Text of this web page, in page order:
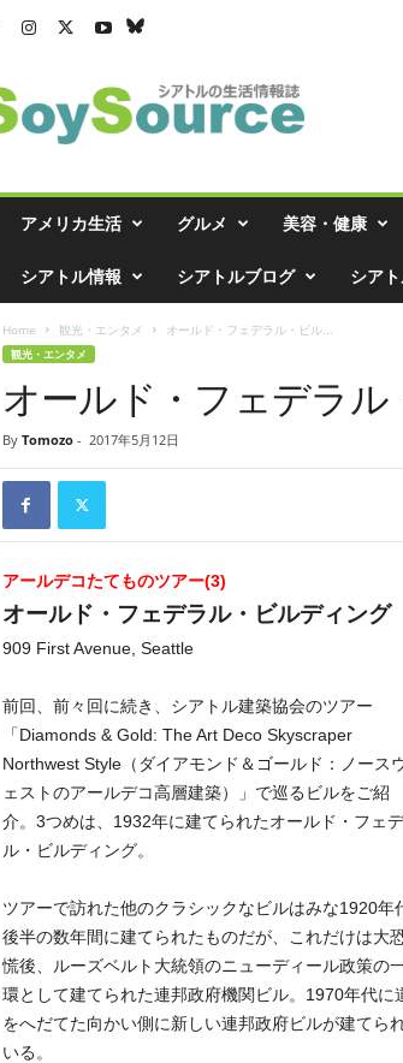
アメリカ生活 グルメ 美容・健康
シアトル情報 シアトルブログ シア
Home 観光・エンタメ オールド・フェデラル・ビル...
観光・エンタメ
オールド・フェデラ
By Tomozo- 2017年5月12日
アールデコたてものツアー(3)
オールド・フェデラル・ビルディング
909 First Avenue, Seattle
前回、前々回に続き、シアトル建築協会のツアー
「Diamonds & Gold: The Art Deco Skyscraper
Northwest Style（ダイアモンド＆ゴールド：ノース
ェストのアールデコ高層建築）」で巡るビルをご紹
介。3つめは、1932年に建てられたオールド・フェ
ル・ビルディング。
ツアーで訪れた他のクラシックなビルはみな1920年
後半の数年間に建てられたものだが、これだけは大
慌後、ルーズベルト大統領のニューディール政策の
環として建てられた連邦政府機関ビル。1970年代に
をへだてた向かい側に新しい連邦政府ビルが建てら
いる。